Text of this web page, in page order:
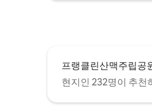
프랭클린산맥주립공
현지인 232명이 추천